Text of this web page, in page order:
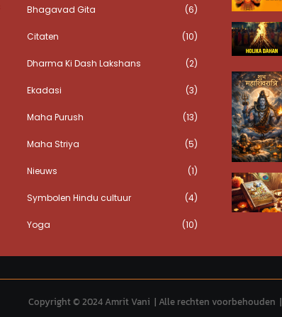
Bhagavad Gita (6)
Citaten (10)
Dharma Ki Dash Lakshans (2)
Ekadasi (3)
Maha Purush (13)
Maha Striya (5)
Nieuws (1)
Symbolen Hindu cultuur (4)
Yoga (10)
Copyright © 2024 Amrit Vani | Alle rechten voorbehouden |